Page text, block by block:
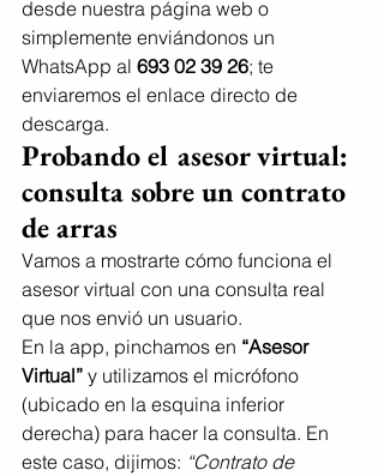
desde nuestra página web o
simplemente enviándonos un
WhatsApp al 693 02 39 26; te
enviaremos el enlace directo de
descarga.
Probando el asesor virtual:
consulta sobre un contrato
de arras
Vamos a mostrarte cómo funciona el
asesor virtual con una consulta real
que nos envió un usuario.
En la app, pinchamos en “Asesor
Virtual” y utilizamos el micrófono
(ubicado en la esquina inferior
derecha) para hacer la consulta. En
este caso, dijimos: “Contrato de